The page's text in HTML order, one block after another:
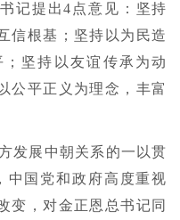
记提出4点意见：坚持
信根基；坚持以为民造
坚持以友谊传承为动
公平正义为理念，丰富
发展中朝关系的一以贯
中国党和政府高度重视
变，对金正恩总书记同